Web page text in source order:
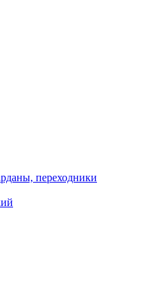
переходники